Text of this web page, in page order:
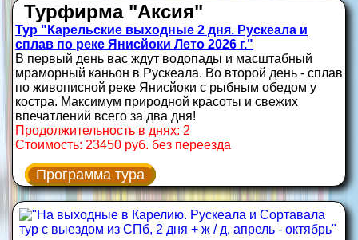
Турфирма "Аксия"
Тур "Карельские выходные 2 дня. Рускеала и
сплав по реке Янисйоки Лето 2026 г."
В первый день вас ждут водопады и масштабный
мраморный каньон в Рускеала. Во второй день - сплав
по живописной реке Янисйоки с рыбным обедом у
костра. Максимум природной красоты и свежих
впечатлений всего за два дня!
Продолжительность в днях: 2
Стоимость: 23450 руб. без переезда
Программа тура